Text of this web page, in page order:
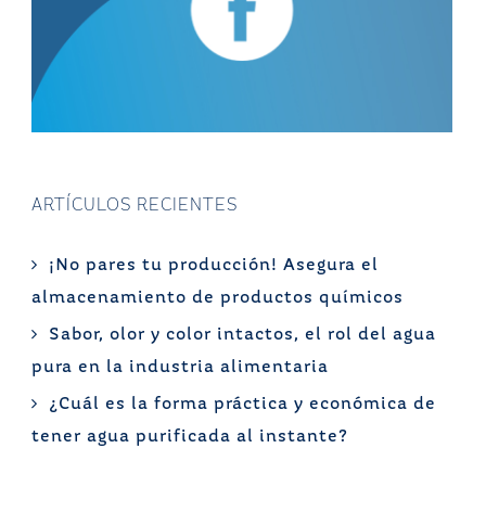
ARTÍCULOS RECIENTES
¡No pares tu producción! Asegura el
almacenamiento de productos químicos
Sabor, olor y color intactos, el rol del agua
pura en la industria alimentaria
¿Cuál es la forma práctica y económica de
tener agua purificada al instante?